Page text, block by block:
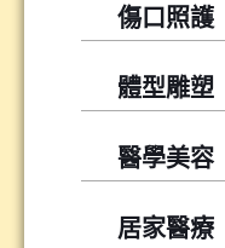
傷口照護
體型雕塑
醫學美容
居家醫療